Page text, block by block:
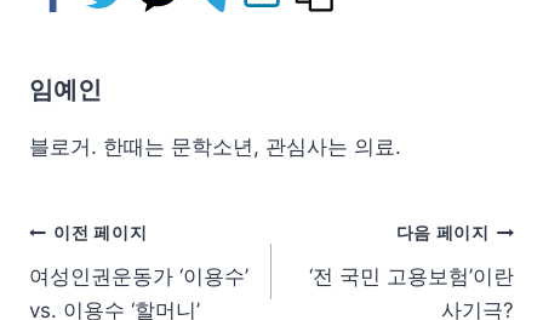
임예인
블로거. 한때는 문학소년, 관심사는 의료.
이전 페이지
여성인권운동가 ‘이용수’
vs. 이용수 ‘할머니’
다음 페이지
‘전 국민 고용보험’이란
사기극?